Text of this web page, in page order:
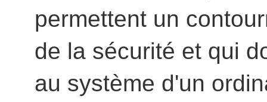
permettent un
de la sécurité et qui
au système d'un